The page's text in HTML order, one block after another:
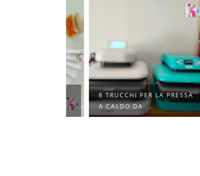
8 TRUCCHI PER LA PRESSA
A CALDO DA ...